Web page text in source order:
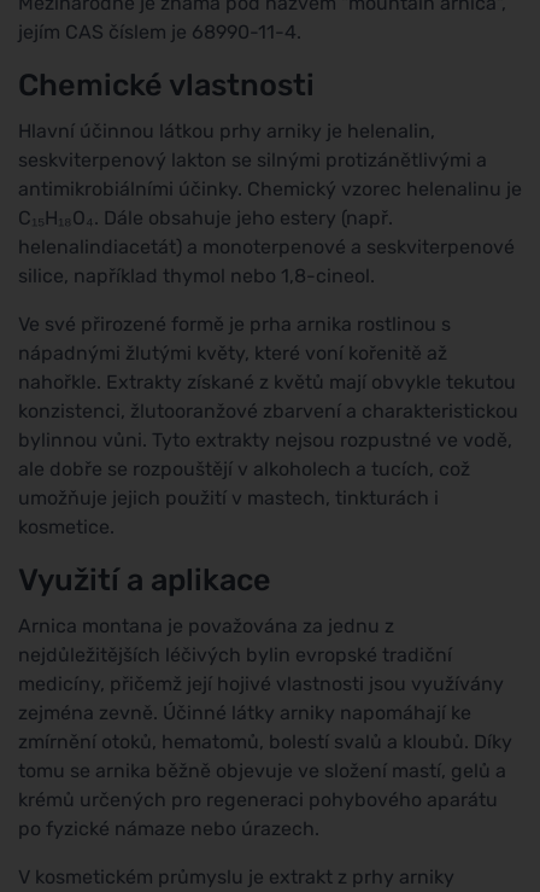
jejím CAS číslem je 68990-11-4.
Chemické vlastnosti
Hlavní účinnou látkou prhy arniky je helenalin,
seskviterpenový lakton se silnými protizánětlivými a
antimikrobiálními účinky. Chemický vzorec helenalinu je
C₁₅H₁₈O₄. Dále obsahuje jeho estery (např.
helenalindiacetát) a monoterpenové a seskviterpenové
silice, například thymol nebo 1,8-cineol.
Ve své přirozené formě je prha arnika rostlinou s
nápadnými žlutými květy, které voní kořenitě až
nahořkle. Extrakty získané z květů mají obvykle tekutou
konzistenci, žlutooranžové zbarvení a charakteristickou
bylinnou vůni. Tyto extrakty nejsou rozpustné ve vodě,
ale dobře se rozpouštějí v alkoholech a tucích, což
umožňuje jejich použití v mastech, tinkturách i
kosmetice.
Využití a aplikace
Arnica montana je považována za jednu z
nejdůležitějších léčivých bylin evropské tradiční
medicíny, přičemž její hojivé vlastnosti jsou využívány
zejména zevně. Účinné látky arniky napomáhají ke
zmírnění otoků, hematomů, bolestí svalů a kloubů. Díky
tomu se arnika běžně objevuje ve složení mastí, gelů a
krémů určených pro regeneraci pohybového aparátu
po fyzické námaze nebo úrazech.
V kosmetickém průmyslu je extrakt z prhy arniky